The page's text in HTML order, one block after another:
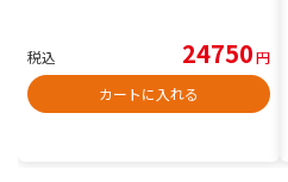
税込 24750円
カートに入れる